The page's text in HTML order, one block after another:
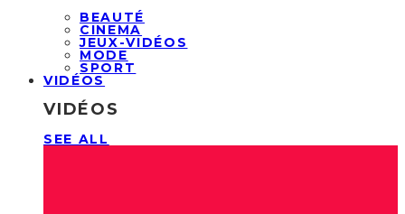
BEAUTÉ
CINEMA
JEUX-VIDÉOS
MODE
SPORT
VIDÉOS
VIDÉOS
SEE ALL